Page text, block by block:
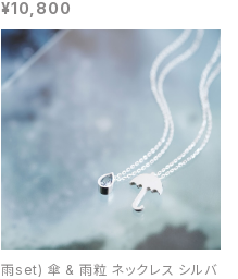
¥10,800
雨set) 傘 & 雨粒 ネックレス シルバ